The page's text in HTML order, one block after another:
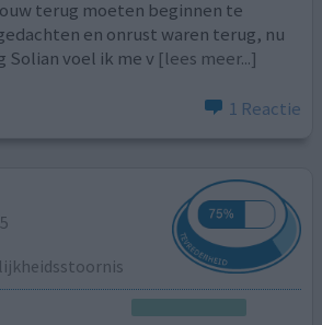
terug moeten beginnen te
en onrust waren terug, nu
Solian voel ik me v [lees meer...]
1 Reactie